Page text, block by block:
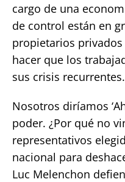
cargo de una
de control están en
propietarios privados
hacer que los
sus crisis recurrentes.
Nosotros diríamos
poder. ¿Por qué no
representativos
nacional para
Luc Melenchon